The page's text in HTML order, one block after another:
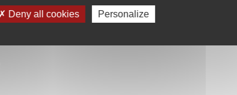
Deny all cookies Personalize